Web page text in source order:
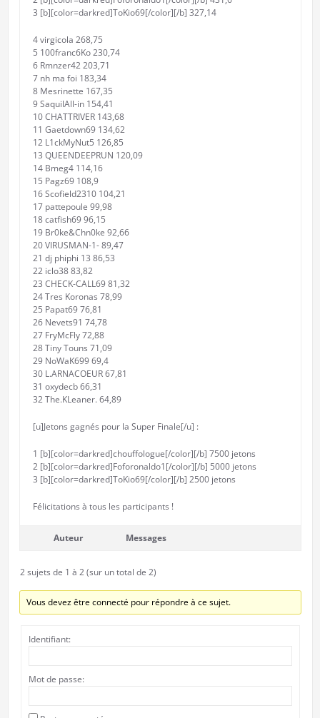
3 [b][color=darkred]ToKio69[/color][/b] 327,14
4 virgicola 268,75
5 100franc6Ko 230,74
6 Rmnzer42 203,71
7 nh ma foi 183,34
8 Mesrinette 167,35
9 SaquilAll-in 154,41
10 CHATTRIVER 143,68
11 Gaetdown69 134,62
12 L1ckMyNut5 126,85
13 QUEENDEEPRUN 120,09
14 Bmeg4 114,16
15 Pagz69 108,9
16 Scofield2310 104,21
17 pattepoule 99,98
18 catfish69 96,15
19 Br0ke&Chn0ke 92,66
20 VIRUSMAN-1- 89,47
21 dj phiphi 13 86,53
22 iclo38 83,82
23 CHECK-CALL69 81,32
24 Tres Koronas 78,99
25 Papat69 76,81
26 Nevets91 74,78
27 FryMcFly 72,88
28 Tiny Touns 71,09
29 NoWaK699 69,4
30 L.ARNACOEUR 67,81
31 oxydecb 66,31
32 The.KLeaner. 64,89
[u]Jetons gagnés pour la Super Finale[/u] :
1 [b][color=darkred]chouffologue[/color][/b] 7500 jetons
2 [b][color=darkred]Foforonaldo1[/color][/b] 5000 jetons
3 [b][color=darkred]ToKio69[/color][/b] 2500 jetons
Félicitations à tous les participants !
Auteur Messages
2 sujets de 1 à 2 (sur un total de 2)
Vous devez être connecté pour répondre à ce sujet.
Identifiant:
Mot de passe: